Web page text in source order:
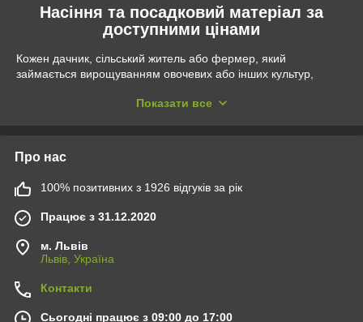
Насіння та посадковий матеріал за
доступними цінами
Кожен дачник, сільський житель або фермер, який
займається вирощуванням овочевих або інших культур,
відмінними візуальними та смаковими характеристиками. І це
магазині
нагоді для отримання очікуваного врожаю, і навіть більше!
Пропонуємо широкий вибір насіння квітів, овочів, фруктів та
увагою до якості та відповідності вимогам з росту рослин. Ми
посадкового матеріалу, щоб забезпечити його відповідність
стандартам та вимогам, завдяки чому вони мають високу
життєздатність та стійкість до небажаних впливів зовнішнього
середовища.
Яке насіння є в продажі?
Показати все
Про нас
100% позитивних з 1926 відгуків за рік
Працює з 31.12.2020
м. Львів
Львів, Україна
Контакти
Сьогодні працює з 09:00 до 17:00